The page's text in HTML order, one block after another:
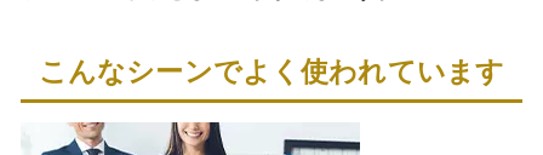
こんなシーンでよく使われています